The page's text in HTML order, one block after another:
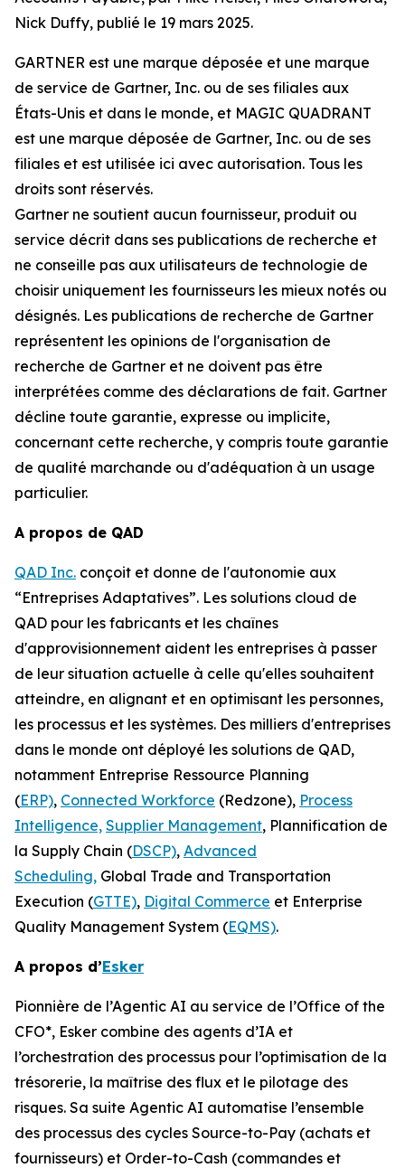
Nick Duffy, publié le 19 mars 2025.
GARTNER est une marque déposée et une marque
de service de Gartner, Inc. ou de ses filiales aux
États-Unis et dans le monde, et MAGIC QUADRANT
est une marque déposée de Gartner, Inc. ou de ses
filiales et est utilisée ici avec autorisation. Tous les
droits sont réservés.
Gartner ne soutient aucun fournisseur, produit ou
service décrit dans ses publications de recherche et
ne conseille pas aux utilisateurs de technologie de
choisir uniquement les fournisseurs les mieux notés ou
désignés. Les publications de recherche de Gartner
représentent les opinions de l'organisation de
recherche de Gartner et ne doivent pas être
interprétées comme des déclarations de fait. Gartner
décline toute garantie, expresse ou implicite,
concernant cette recherche, y compris toute garantie
de qualité marchande ou d'adéquation à un usage
particulier.
A propos de QAD
QAD Inc. conçoit et donne de l'autonomie aux
“Entreprises Adaptatives”. Les solutions cloud de
QAD pour les fabricants et les chaînes
d'approvisionnement aident les entreprises à passer
de leur situation actuelle à celle qu'elles souhaitent
atteindre, en alignant et en optimisant les personnes,
les processus et les systèmes. Des milliers d'entreprises
dans le monde ont déployé les solutions de QAD,
notamment Entreprise Ressource Planning
(ERP), Connected Workforce (Redzone), Process
Intelligence, Supplier Management, Plannification de
la Supply Chain (DSCP), Advanced
Scheduling, Global Trade and Transportation
Execution (GTTE), Digital Commerce et Enterprise
Quality Management System (EQMS).
A propos d’Esker
Pionnière de l’Agentic AI au service de l’Office of the
CFO*, Esker combine des agents d’IA et
l’orchestration des processus pour l’optimisation de la
trésorerie, la maîtrise des flux et le pilotage des
risques. Sa suite Agentic AI automatise l’ensemble
des processus des cycles Source-to-Pay (achats et
fournisseurs) et Order-to-Cash (commandes et